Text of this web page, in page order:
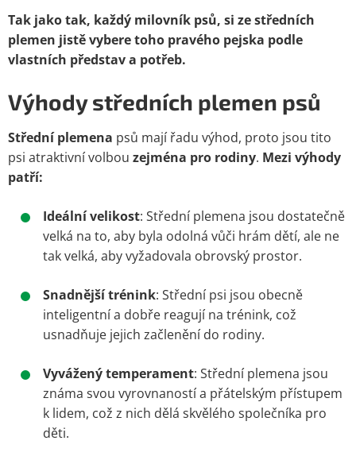
Tak jako tak, každý milovník psů, si ze středních
plemen jistě vybere toho pravého pejska podle
vlastních představ a potřeb.
Výhody středních plemen psů
Střední plemena psů mají řadu výhod, proto jsou tito
psi atraktivní volbou zejména pro rodiny. Mezi výhody
patří:
Ideální velikost: Střední plemena jsou dostatečně
velká na to, aby byla odolná vůči hrám dětí, ale ne
tak velká, aby vyžadovala obrovský prostor.
Snadnější trénink: Střední psi jsou obecně
inteligentní a dobře reagují na trénink, což
usnadňuje jejich začlenění do rodiny.
Vyvážený temperament: Střední plemena jsou
známa svou vyrovnaností a přátelským přístupem
k lidem, což z nich dělá skvělého společníka pro
děti.